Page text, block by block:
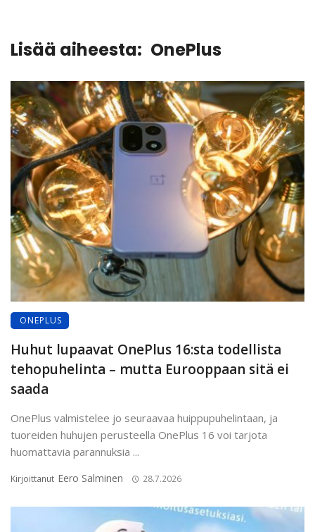
Lisää aiheesta: OnePlus
ONEPLUS
Huhut lupaavat OnePlus 16:sta todellista
tehopuhelinta – mutta Eurooppaan sitä ei
saada
OnePlus valmistelee jo seuraavaa huippupuhelintaan, ja
tuoreiden huhujen perusteella OnePlus 16 voi tarjota
huomattavia parannuksia ...
Kirjoittanut Eero Salminen 28.7.2026